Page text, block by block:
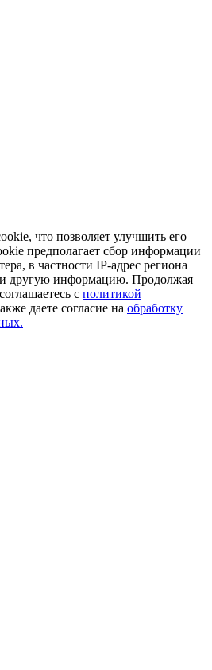
что позволяет улучшить его
предполагает сбор информации
в частности IP-адрес региона
другую информацию. Продолжая
с политикой
даете согласие на обработку